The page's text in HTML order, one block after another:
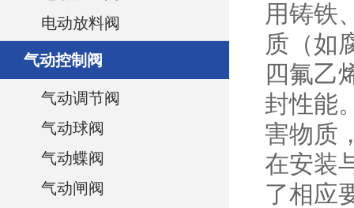
电动放料阀
气动控制阀
气动调节阀
气动球阀
气动蝶阀
气动闸阀
用铸铁
质（如
四氟乙
封性能
害物质
在安装
了相应